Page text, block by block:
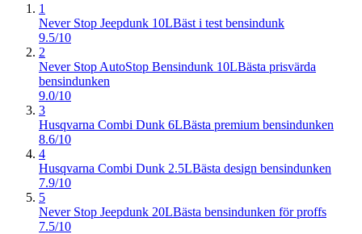
1
Never Stop Jeepdunk 10LBäst i test bensindunk
9.5/10
2
Never Stop AutoStop Bensindunk 10LBästa prisvärda
bensindunken
9.0/10
3
Husqvarna Combi Dunk 6LBästa premium bensindunken
8.6/10
4
Husqvarna Combi Dunk 2.5LBästa design bensindunken
7.9/10
5
Never Stop Jeepdunk 20LBästa bensindunken för proffs
7.5/10